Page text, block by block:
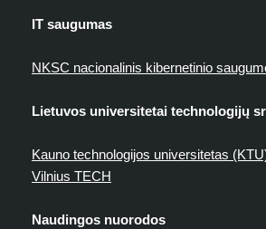
IT saugumas
NKSC nacionalinis kibernetinio
Lietuvos universitetai technologijų
Kauno technologijos universitetas
Vilnius TECH
Naudingos nuorodos